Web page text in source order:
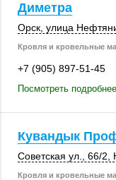
Диметра
Орск улица
Кровля и кровельные
+7 (905) 897-51-45
Посмотреть
Кувандык
Советская ул. 66/2
Кровля и кровельные